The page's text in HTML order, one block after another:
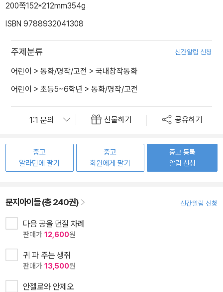
200쪽152*212mm354g
ISBN 9788932041308
주제분류 신간알림 신청
어린이 > 동화/명작/고전 > 국내창작동화
어린이 > 초등5~6학년 > 동화/명작/고전
선물하기 공유하기
중고
알라딘에 팔기
중고
회원에게 팔기
중고 등록
알림 신청
문지아이들 (총 240권) 신간알림 신청
다음 공을 던질 차례
판매가 12,600원
귀 파 주는 생쥐
판매가 13,500원
안젤로와 안제오